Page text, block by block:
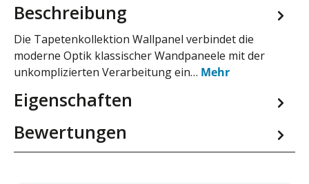
Beschreibung
Die Tapetenkollektion Wallpanel verbindet die
moderne Optik klassischer Wandpaneele mit der
unkomplizierten Verarbeitung ein… Mehr
Eigenschaften
Bewertungen